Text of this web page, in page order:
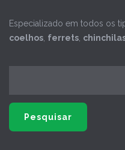
Especializado em todos os
coelhos, ferrets,